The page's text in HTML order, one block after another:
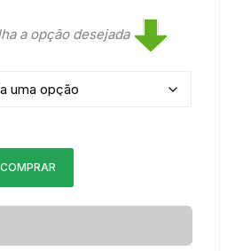
a opção desejada
COMPRAR